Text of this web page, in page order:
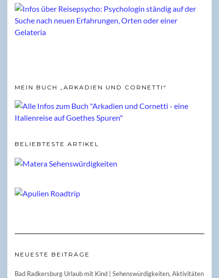
MEIN BUCH „ARKADIEN UND CORNETTI“
BELIEBTESTE ARTIKEL
NEUESTE BEITRÄGE
Bad Radkersburg Urlaub mit Kind | Sehenswürdigkeiten, Aktivitäten